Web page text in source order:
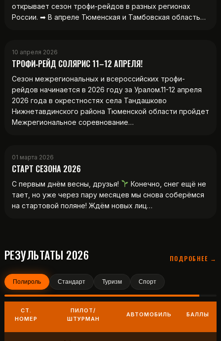
открывает сезон трофи-рейдов в разных регионах
России. ➡ В апреле Тюменская и Тамбовская область…
10 апреля 2026
ТРОФИ‑РЕЙД СОЛЯРИС 11–12 АПРЕЛЯ!
Сезон межрегиональных и всероссийских трофи-
рейдов начинается в 2026 году за Уралом.11-12 апреля
2026 года в окрестностях села Тандашково
Нижнетавдинского района Тюменской области пройдет
Межрегиональное соревнование…
01 марта 2026
СТАРТ СЕЗОНА 2026
С первым днём весны, друзья!
Конечно, снег ещё не
тает, но уже через пару месяцев мы снова соберёмся
на стартовой поляне! Ждём новых лиц…
РЕЗУЛЬТАТЫ 2026 ПОДРОБНЕЕ →
Полироль Стандарт Туризм Спорт
СТ.
НОМЕР
ПИЛОТ/
ШТУРМАН
АВТОМОБИЛЬ БАЛЛЫ